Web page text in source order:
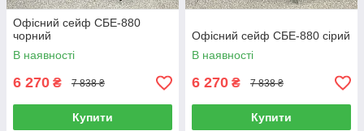
Офісний сейф СБЕ-880
чорний
В наявності
6 270 ₴ 7 838 ₴
Купити
Офісний сейф СБЕ-880 сірий
В наявності
6 270 ₴ 7 838 ₴
Купити